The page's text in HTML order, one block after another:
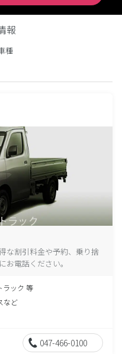
報
種
な割引料金や予約、乗り捨
電話ください。
ラック 等
など
047-466-0100